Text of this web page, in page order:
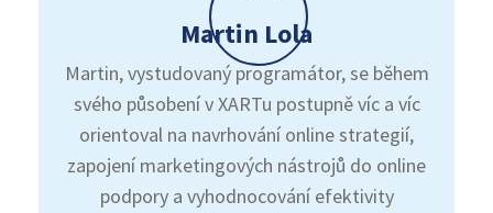
Martin Lola
Martin, vystudovaný programátor, se během
svého působení v XARTu postupně víc a víc
orientoval na navrhování online strategií,
zapojení marketingových nástrojů do online
podpory a vyhodnocování efektivity